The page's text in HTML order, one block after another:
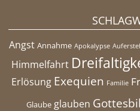
Angst Annahme Apokalypse
Himmelfahrt
Erlösung Exequien Familie
Glaube glauben